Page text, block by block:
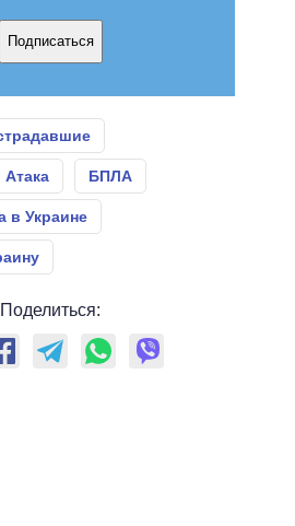
Подписаться
Атака БПЛА
в Украине
Поделиться: